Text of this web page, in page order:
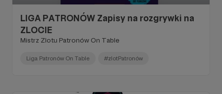
LIGA PATRONÓW Zapisy na rozgrywki na
ZLOCIE
Mistrz Zlotu Patronów On Table
Liga Patronów On Table #zlotPatronów